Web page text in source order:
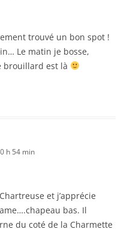
trouvé un bon spot !
Le matin je bosse,
brouillard est là
h 54 min
et j’apprécie
bas. Il
du coté de la Charmette